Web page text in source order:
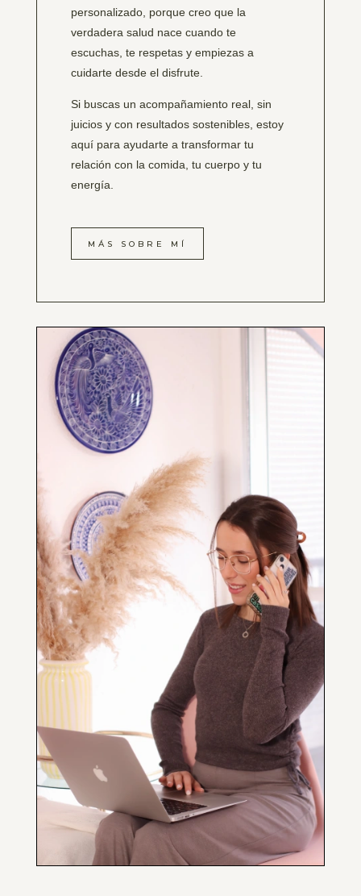
personalizado, porque creo que la
verdadera salud nace cuando te
escuchas, te respetas y empiezas a
cuidarte desde el disfrute.
Si buscas un acompañamiento real, sin
juicios y con resultados sostenibles, estoy
aquí para ayudarte a transformar tu
relación con la comida, tu cuerpo y tu
energía.
MÁS SOBRE MÍ